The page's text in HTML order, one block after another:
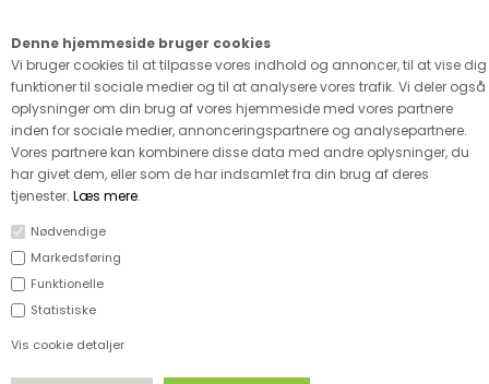
Denne hjemmeside bruger cookies
Vi bruger cookies til at tilpasse vores indhold og annoncer, til at vise dig
funktioner til sociale medier og til at analysere vores trafik. Vi deler også
oplysninger om din brug af vores hjemmeside med vores partnere
inden for sociale medier, annonceringspartnere og analysepartnere.
Vores partnere kan kombinere disse data med andre oplysninger, du
har givet dem, eller som de har indsamlet fra din brug af deres
tjenester. Læs mere.
Nødvendige
Markedsføring
Funktionelle
Statistiske
Vis cookie detaljer
FORSIDE›TILBEHØR›